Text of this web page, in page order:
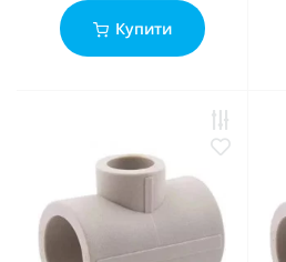
Купити